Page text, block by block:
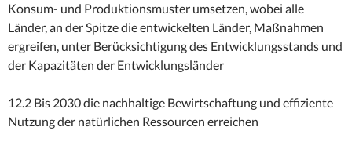
Konsum- und Produktionsmuster umsetzen, wobei alle
Länder, an der Spitze die entwickelten Länder, Maßnahmen
ergreifen, unter Berücksichtigung des Entwicklungsstands und
der Kapazitäten der Entwicklungsländer
12.2 Bis 2030 die nachhaltige Bewirtschaftung und effiziente
Nutzung der natürlichen Ressourcen erreichen